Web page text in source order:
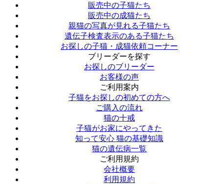
販売中の子猫たち
販売中の成猫たち
親猫の写真が見れる子猫たち
遺伝子検査表示のある子猫たち
お探しの子猫・成猫依頼コーナー
ブリーダーを探す
お探しのブリーダー
お客様の声
ご利用案内
子猫をお探しの初めての方へ
ご購入の流れ
猫の十戒
子猫がお家にやってきた
知って安心 猫の基礎知識
猫の遺伝病一覧
ご利用規約
会社概要
利用規約